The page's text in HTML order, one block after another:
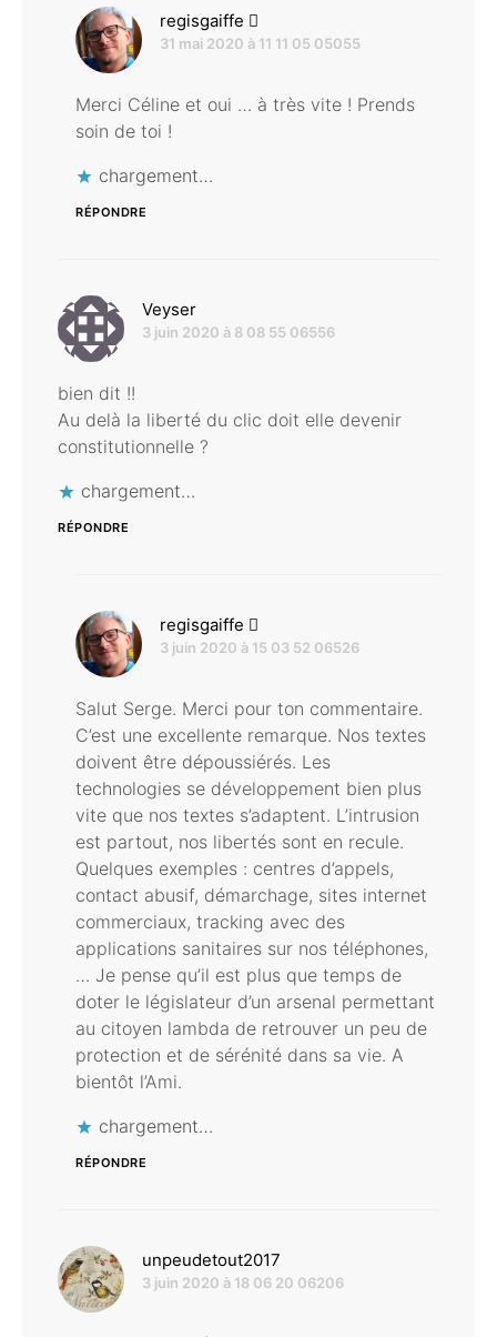
regisgaiffe
31 mai 2020 à 11 11 05 05055
Merci Céline et oui … à très vite ! Prends
soin de toi !
chargement…
RÉPONDRE
Veyser
3 juin 2020 à 8 08 55 06556
bien dit !!
Au delà la liberté du clic doit elle devenir
constitutionnelle ?
chargement…
RÉPONDRE
regisgaiffe
3 juin 2020 à 15 03 52 06526
Salut Serge. Merci pour ton commentaire.
C’est une excellente remarque. Nos textes
doivent être dépoussiérés. Les
technologies se développement bien plus
vite que nos textes s’adaptent. L’intrusion
est partout, nos libertés sont en recule.
Quelques exemples : centres d’appels,
contact abusif, démarchage, sites internet
commerciaux, tracking avec des
applications sanitaires sur nos téléphones,
… Je pense qu’il est plus que temps de
doter le législateur d’un arsenal permettant
au citoyen lambda de retrouver un peu de
protection et de sérénité dans sa vie. A
bientôt l’Ami.
chargement…
RÉPONDRE
unpeudetout2017
3 juin 2020 à 18 06 20 06206